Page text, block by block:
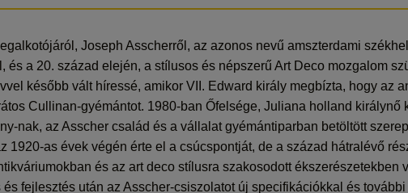
Joseph Asscherről, az azonos nevű amszterdami
és a 20. század elején, a stílusos és népszerű Art Deco mozgalom
később vált híressé, amikor VII. Edward király megbízta, hogy az
Cullinan-gyémántot. 1980-ban Őfelsége, Juliana holland királynő
nak, az Asscher család és a vállalat gyémántiparban betöltött
1920-as évek végén érte el a csúcspontját, de a század hátralévő
és az art deco stílusra szakosodott ékszerészetekben
fejlesztés után az Asscher-csiszolatot új specifikációkkal és